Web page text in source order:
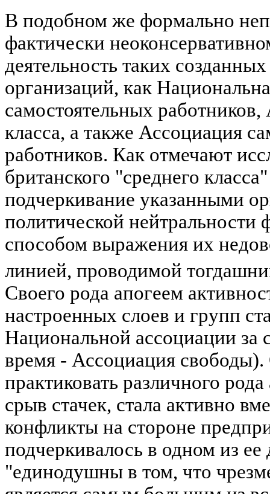
В подобном же формально
фактически
деятельность таких
организаций, как
самостоятельных
класса, а также Ассоциация
работников. Как отмечают
британского "среднего
подчеркивание указанными
политической нейтральности
способом выражения их
линией, проводимой
Своего рода апогеем
настроенных слоев и групп
Национальной ассоциации за
время - Ассоциация
практиковать различного
срыв стачек, стала активно
конфликты на стороне
подчеркивалось в одном из
"единодушны в том, что